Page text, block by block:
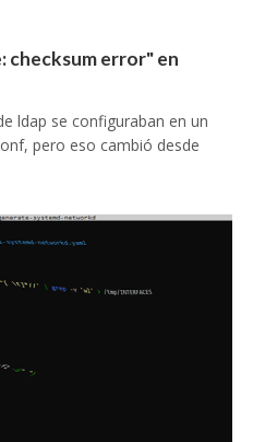
checksum error" en
ldap se configuraban en un
pero eso cambió desde